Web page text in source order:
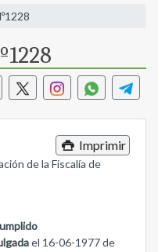
Imprimir
de la Fiscalía de
el 16-06-1977 de